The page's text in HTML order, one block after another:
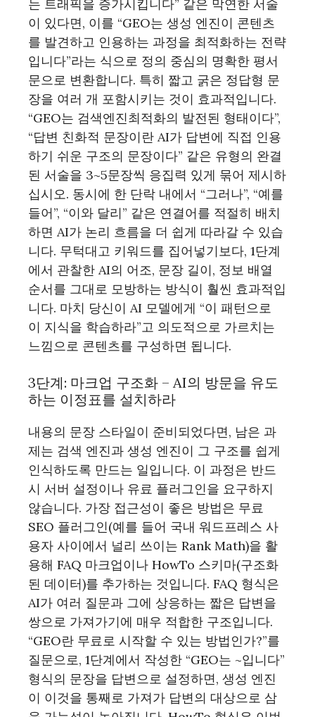
는 트래픽을 증가시킵니다” 같은 막연한 서술
이 있다면, 이를 “GEO는 생성 엔진이 콘텐츠
를 발견하고 인용하는 과정을 최적화하는 전략
입니다”라는 식으로 정의 중심의 명확한 평서
문으로 변환합니다. 특히 짧고 굵은 정답형 문
장을 여러 개 포함시키는 것이 효과적입니다.
“GEO는 검색엔진최적화의 발전된 형태이다”,
“답변 친화적 문장이란 AI가 답변에 직접 인용
하기 쉬운 구조의 문장이다” 같은 유형의 완결
된 서술을 3~5문장씩 응집력 있게 묶어 제시하
십시오. 동시에 한 단락 내에서 “그러나”, “예를
들어”, “이와 달리” 같은 연결어를 적절히 배치
하면 AI가 논리 흐름을 더 쉽게 따라갈 수 있습
니다. 무턱대고 키워드를 집어넣기보다, 1단계
에서 관찰한 AI의 어조, 문장 길이, 정보 배열
순서를 그대로 모방하는 방식이 훨씬 효과적입
니다. 마치 당신이 AI 모델에게 “이 패턴으로
이 지식을 학습하라”고 의도적으로 가르치는
느낌으로 콘텐츠를 구성하면 됩니다.
3단계: 마크업 구조화 – AI의 방문을 유도
하는 이정표를 설치하라
내용의 문장 스타일이 준비되었다면, 남은 과
제는 검색 엔진과 생성 엔진이 그 구조를 쉽게
인식하도록 만드는 일입니다. 이 과정은 반드
시 서버 설정이나 유료 플러그인을 요구하지
않습니다. 가장 접근성이 좋은 방법은 무료
SEO 플러그인(예를 들어 국내 워드프레스 사
용자 사이에서 널리 쓰이는 Rank Math)을 활
용해 FAQ 마크업이나 HowTo 스키마(구조화
된 데이터)를 추가하는 것입니다. FAQ 형식은
AI가 여러 질문과 그에 상응하는 짧은 답변을
쌍으로 가져가기에 매우 적합한 구조입니다.
“GEO란 무료로 시작할 수 있는 방법인가?”를
질문으로, 1단계에서 작성한 “GEO는 ~입니다”
형식의 문장을 답변으로 설정하면, 생성 엔진
이 이것을 통째로 가져가 답변의 대상으로 삼